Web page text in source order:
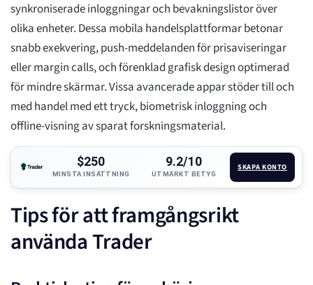
synkroniserade inloggningar och bevakningslistor över
olika enheter. Dessa mobila handelsplattformar betonar
snabb exekvering, push-meddelanden för prisaviseringar
eller margin calls, och förenklad grafisk design optimerad
för mindre skärmar. Vissa avancerade appar stöder till och
med handel med ett tryck, biometrisk inloggning och
offline-visning av sparat forskningsmaterial.
$250
MINSTA INSÄTTNING
9.2/10
UTMÄRKT BETYG
SKAPA KONTO
Tips för att framgångsrikt
använda Trader